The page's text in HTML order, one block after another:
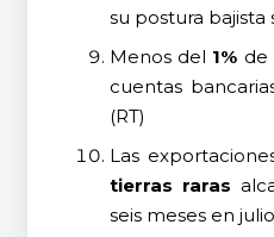
su postura bajista
Menos del 1% de
cuentas
(RT)
Las
tierras raras
seis meses en